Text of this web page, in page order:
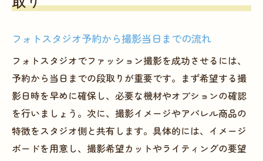
フォトスタジオ予約から撮影当日までの流れ
フォトスタジオでファッション撮影を成功させるには、
予約から当日までの段取りが重要です。まず希望する撮
影日時を早めに確保し、必要な機材やオプションの確認
を行いましょう。次に、撮影イメージやアパレル商品の
特徴をスタジオ側と共有します。具体的には、イメージ
ボードを用意し、撮影希望カットやライティングの要望